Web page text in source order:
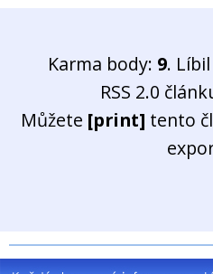
Karma body: 9.
RSS 2.0
Můžete [print] tento